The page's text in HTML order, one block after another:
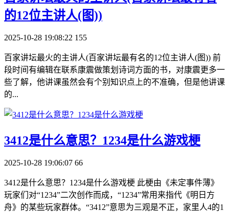
的12位主讲人(图))
2025-10-28 19:08:22 155
百家讲坛最火的主讲人(百家讲坛最有名的12位主讲人(图)) 前
段时间有编辑在联系康震做策划诗词方面的书，对康震更多一
些了解，他讲课虽然会有个别知识点上的不准确，但是他讲课
的...
​3412是什么意思？1234是什么游戏梗
2025-10-28 19:06:07 66
3412是什么意思？1234是什么游戏梗 此梗由《未定事件薄》
玩家们对“1234”二次创作而成，“1234”常用来指代《明日方
舟》的某些玩家群体。“3412”意思为三观是不正，家里人4的1